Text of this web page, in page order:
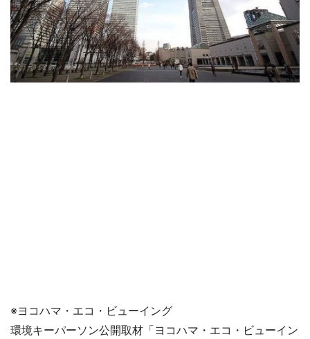
※ヨコハマ・エコ・ビューイング
環境キーパーソン公開取材「ヨコハマ・エコ・ビューイン